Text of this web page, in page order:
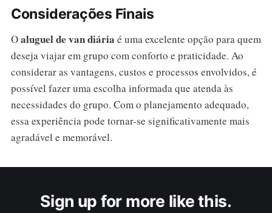
Considerações Finais
Oaluguel de van diária é uma excelente opção para quem
deseja viajar em grupo com conforto e praticidade. Ao
considerar as vantagens, custos e processos envolvidos, é
possível fazer uma escolha informada que atenda às
necessidades do grupo. Com o planejamento adequado,
essa experiência pode tornar-se significativamente mais
agradável e memorável.
Sign up for more like this.